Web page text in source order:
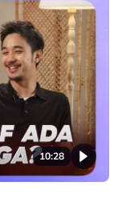
10:28